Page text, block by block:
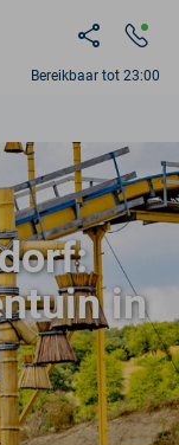
Bereikbaar tot 23:00
in